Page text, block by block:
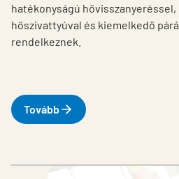
hatékonyságú
hőszivattyúval és kiemelkedő
rendelkeznek.
Tovább